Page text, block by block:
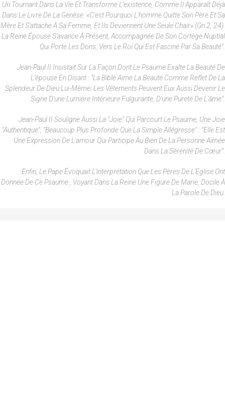
Un Tournant Dans La Vie Et Transforme L'existence, Comme Il Apparaît Déjà
Dans Le Livre De La Genèse: «C'est Pourquoi L'homme Quitte Son Père Et Sa
Mère Et S'attache À Sa Femme, Et Ils Deviennent Une Seule Chair» (Gn 2, 24).
La Reine Épouse S'avance À Présent, Accompagnée De Son Cortège Nuptial
Qui Porte Les Dons, Vers Le Roi Qui Est Fasciné Par Sa Beauté".
Jean-Paul II Insistait Sur La Façon Dont Le Psaume Exalte La Beauté De
L’épouse En Disant : "La Bible Aime La Beauté Comme Reflet De La
Splendeur De Dieu Lui-Même; Les Vêtements Peuvent Eux Aussi Devenir Le
Signe D'une Lumière Intérieure Fulgurante, D'une Pureté De L'âme".
Jean-Paul II Souligne Aussi La "joie" Qui Parcourt Le Psaume, Une Joie
"authentique", "beaucoup Plus Profonde Que La Simple Allégresse" : "elle Est
Une Expression De L'amour Qui Participe Au Bien De La Personne Aimée
Dans La Sérénité De Cœur".
Enfin, Le Pape Évoquait L’interprétation Que Les Pères De L'Eglise Ont
Donnée De Ce Psaume , Voyant Dans La Reine Une Figure De Marie, Docile À
La Parole De Dieu.